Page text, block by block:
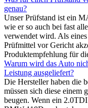
genau?
Unser Prüfstand ist ein
wie er so auch bei fast
verwendet wird. Als
Prüfmittel vor Gericht
Produktempfehlung für
Warum wird das Auto
Leistung ausgeliefert?
Die Hersteller haben die
müssen sich diese einem
beugen. Wenn ein